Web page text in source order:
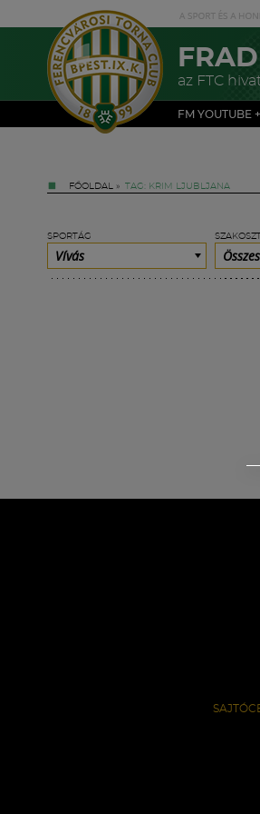
az FTC
FM YOUTUBE +
FŐOLDAL » TAG: KRIM LJUBLJANA
SPORTÁG
Vívás Összes